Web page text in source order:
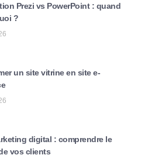
Prezi vs PowerPoint : quand
?
un site vitrine en site e-
digital : comprendre le
vos clients